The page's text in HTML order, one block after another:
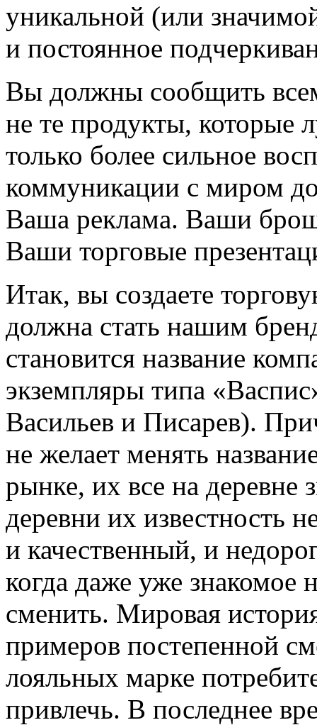
уникальной (или
и постоянное
Вы должны сообщить
не те продукты, которые
только более сильное
коммуникации с миром
Ваша реклама. Ваши
Ваши торговые
Итак, вы создаете
должна стать нашим
становится название
экземпляры типа
Васильев и Писарев).
не желает менять
рынке, их все на
деревни их известность
и качественный, и
когда даже уже знакомое
сменить. Мировая
примеров постепенной
лояльных марке
привлечь. В последнее